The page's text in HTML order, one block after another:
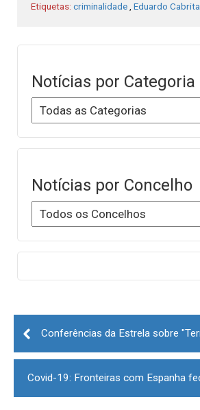
Etiquetas: criminalidade Eduardo Cabrita
Notícias por Categoria
Notícias por Concelho
Post
navigation